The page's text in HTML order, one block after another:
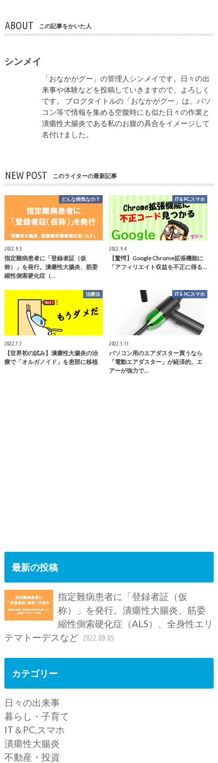
ABOUT この記事をかいた人
シンメイ
「おなかがグー」の管理人シンメイです。日々の出
来事や体験などを投稿していきますので、よろしく
です。 ブログタイトルの「おなかがグー」は、パソ
コン等で情報を集める空腹時にも似た日々の作業と
潰瘍性大腸炎である私のお腹の具合をイメージして
名付けました。
NEW POST このライターの最新記事
どんな病気なの？
2022.9.5
指定難病患者に「登録者証（仮
称）」を発行。潰瘍性大腸炎、筋委
縮性側索硬化症（…
IT＆PC,スマホ
2022.9.4
【驚愕】Google Chrome拡張機能に
「アフィリエイト収益を不正に得る…
治療法
2022.7.7
【世界初の試み】潰瘍性大腸炎の治
療で「オルガノイド」を患部に移植
IT＆PC,スマホ
2022.5.11
パソコン用のエアダスター買うなら
「電動エアダスター」が経済的。エ
アーが強力で…
最新の投稿
指定難病患者に「登録者証（仮
称）」を発行。潰瘍性大腸炎、筋委
縮性側索硬化症（ALS）、全身性エリ
テマトーデスなど 2022.09.05
カテゴリー
日々の出来事
暮らし・子育て
IT＆PC,スマホ
潰瘍性大腸炎
不動産・投資